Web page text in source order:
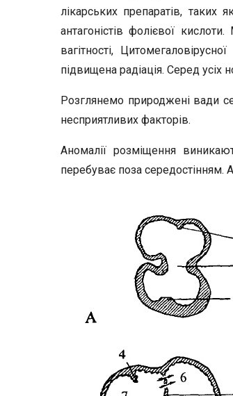
лікарських препаратів, таких
антагоністів фолієвої
вагітності,
підвищена радіація. Серед усіх
Розглянемо природжені вади
несприятливих факторів.
Аномалії розміщення
перебуває поза середостінням.